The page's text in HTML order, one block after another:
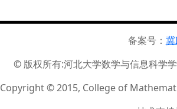
备案号：
© 版权所有:河北大学数学与信息科
Copyright © 2015, College of